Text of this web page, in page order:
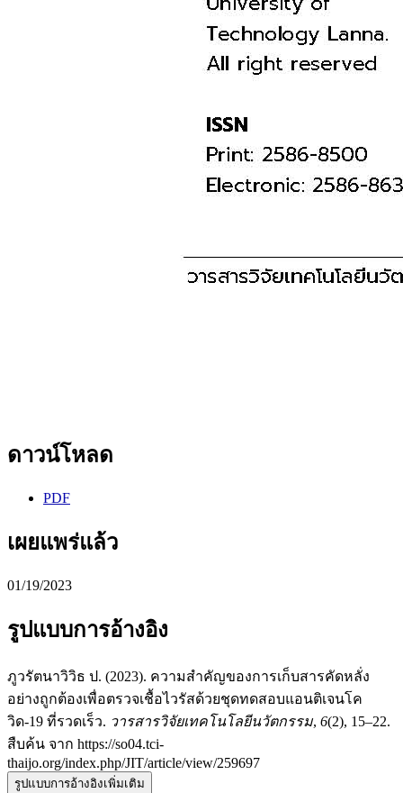
ดาวน์โหลด
PDF
เผยแพร่แล้ว
01/19/2023
รูปแบบการอ้างอิง
ภูวรัตนาวิวิธ ป. (2023). ความสำคัญของการเก็บสารคัดหลั่ง
อย่างถูกต้องเพื่อตรวจเชื้อไวรัสด้วยชุดทดสอบแอนติเจนโค
วิด-19 ที่รวดเร็ว. วารสารวิจัยเทคโนโลยีนวัตกรรม, 6(2), 15–22.
สืบค้น จาก https://so04.tci-
thaijo.org/index.php/JIT/article/view/259697
รูปแบบการอ้างอิงเพิ่มเติม